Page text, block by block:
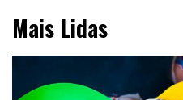
Mais Lidas